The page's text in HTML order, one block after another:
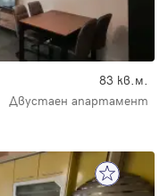
83 кв.м.
Двустаен апартамент